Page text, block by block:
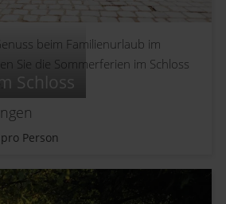
Schloss
beim Familienurlaub im
Sie die Sommerferien im Schloss
Person